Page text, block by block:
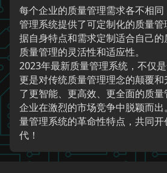
每个企业的质量管理需求各不相
管理系统提供了可定制化的质量
据自身特点和需求定制适合自己
质量管理的灵活性和适应性。
2023年最新质量管理系统，不仅
更是对传统质量管理理念的颠覆
了更智能、更高效、更全面的质
企业在激烈的市场竞争中脱颖而
量管理系统的革命性特点，共同
代！